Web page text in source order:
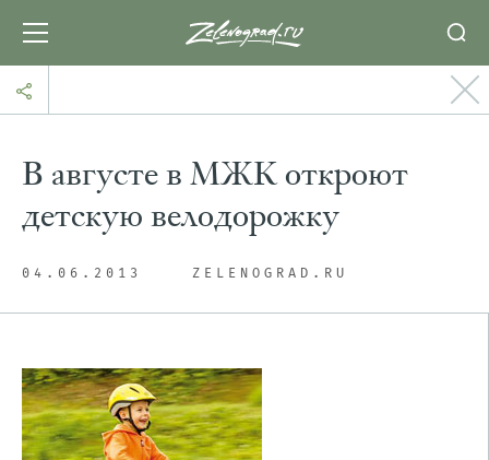
В августе в МЖК откроют
детскую велодорожку
04.06.2013 ZELENOGRAD.RU